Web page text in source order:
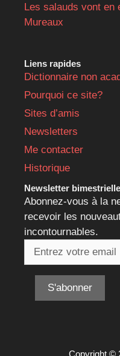
Les salauds vont en
Mureaux
Liens rapides
Dictionnaire non
Pourquoi ce site?
Sites d’amis
Newsletters
Me contacter
Historique
Newsletter bimestrielle
Abonnez-vous à la
recevoir les
incontournables.
Copyright ©